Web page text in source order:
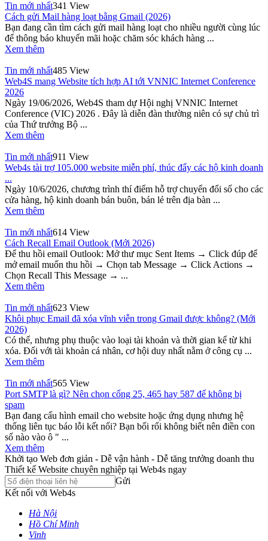
Tin mới nhất341 View
Cách gửi Mail hàng loạt bằng Gmail (2026)
Bạn đang cần tìm cách gửi mail hàng loạt cho nhiều người cùng lúc
để thông báo khuyến mãi hoặc chăm sóc khách hàng ...
Xem thêm
Tin mới nhất485 View
Web4S mang Website tích hợp AI tới VNNIC Internet Conference
2026
Ngày 19/06/2026, Web4S tham dự Hội nghị VNNIC Internet
Conference (VIC) 2026 . Đây là diễn đàn thường niên có sự chủ trì
của Thứ trưởng Bộ ...
Xem thêm
Tin mới nhất911 View
Web4s tài trợ 105.000 website miễn phí, thúc đẩy các hộ kinh doanh
...
Ngày 10/6/2026, chương trình thí điểm hỗ trợ chuyển đổi số cho các
cửa hàng, hộ kinh doanh bán buôn, bán lẻ trên địa bàn ...
Xem thêm
Tin mới nhất614 View
Cách Recall Email Outlook (Mới 2026)
Để thu hồi email Outlook: Mở thư mục Sent Items → Click đúp để
mở email muốn thu hồi → Chọn tab Message → Click Actions →
Chọn Recall This Message → ...
Xem thêm
Tin mới nhất623 View
Khôi phục Email đã xóa vĩnh viễn trong Gmail được không? (Mới
2026)
Có thể, nhưng phụ thuộc vào loại tài khoản và thời gian kể từ khi
xóa. Đối với tài khoản cá nhân, cơ hội duy nhất nằm ở công cụ ...
Xem thêm
Tin mới nhất565 View
Port SMTP là gì? Nên chọn cổng 25, 465 hay 587 để không bị
spam
Bạn đang cấu hình email cho website hoặc ứng dụng nhưng hệ
thống liên tục báo lỗi kết nối? Bạn bối rối không biết nên điền con
số nào vào ô " ...
Xem thêm
Khởi tạo Web đơn giản - Dễ vận hành - Dễ tăng trưởng doanh thu
Thiết kế Website chuyên nghiệp tại Web4s ngay
Gửi
Kết nối với Web4s
Hà Nội
Hồ Chí Minh
Vinh